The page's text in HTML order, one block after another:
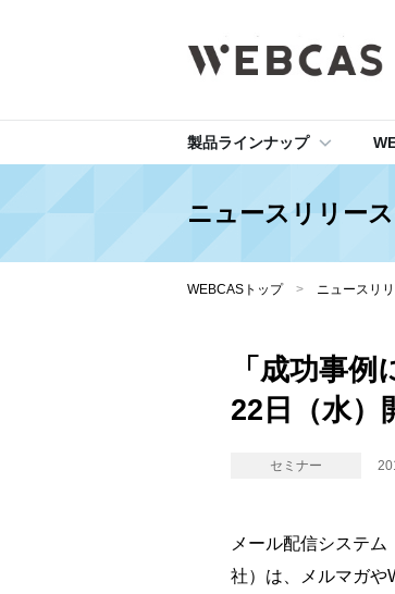
製品ラインナップ
ニュースリリース
WEBCASトップ > ニュースリ
「成功事
22日（水）
セミナー
メール配信システ
社）は、メルマガや